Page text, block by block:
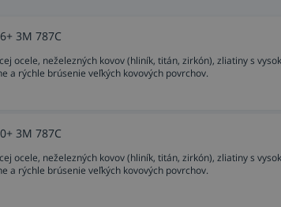
3M 787C
ocele, neželezných kovov (hliník, titán, zirkón), zliatiny s
a rýchle brúsenie veľkých kovových povrchov.
3M 787C
ocele, neželezných kovov (hliník, titán, zirkón), zliatiny s
a rýchle brúsenie veľkých kovových povrchov.